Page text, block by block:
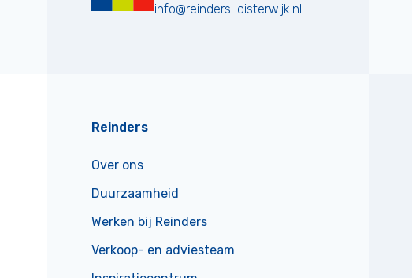
info@reinders-oisterwijk.nl
Reinders
Over ons
Duurzaamheid
Werken bij Reinders
Verkoop- en adviesteam